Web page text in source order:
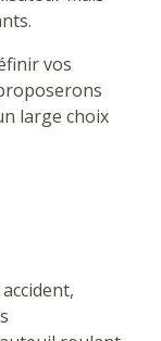
vos
large choix